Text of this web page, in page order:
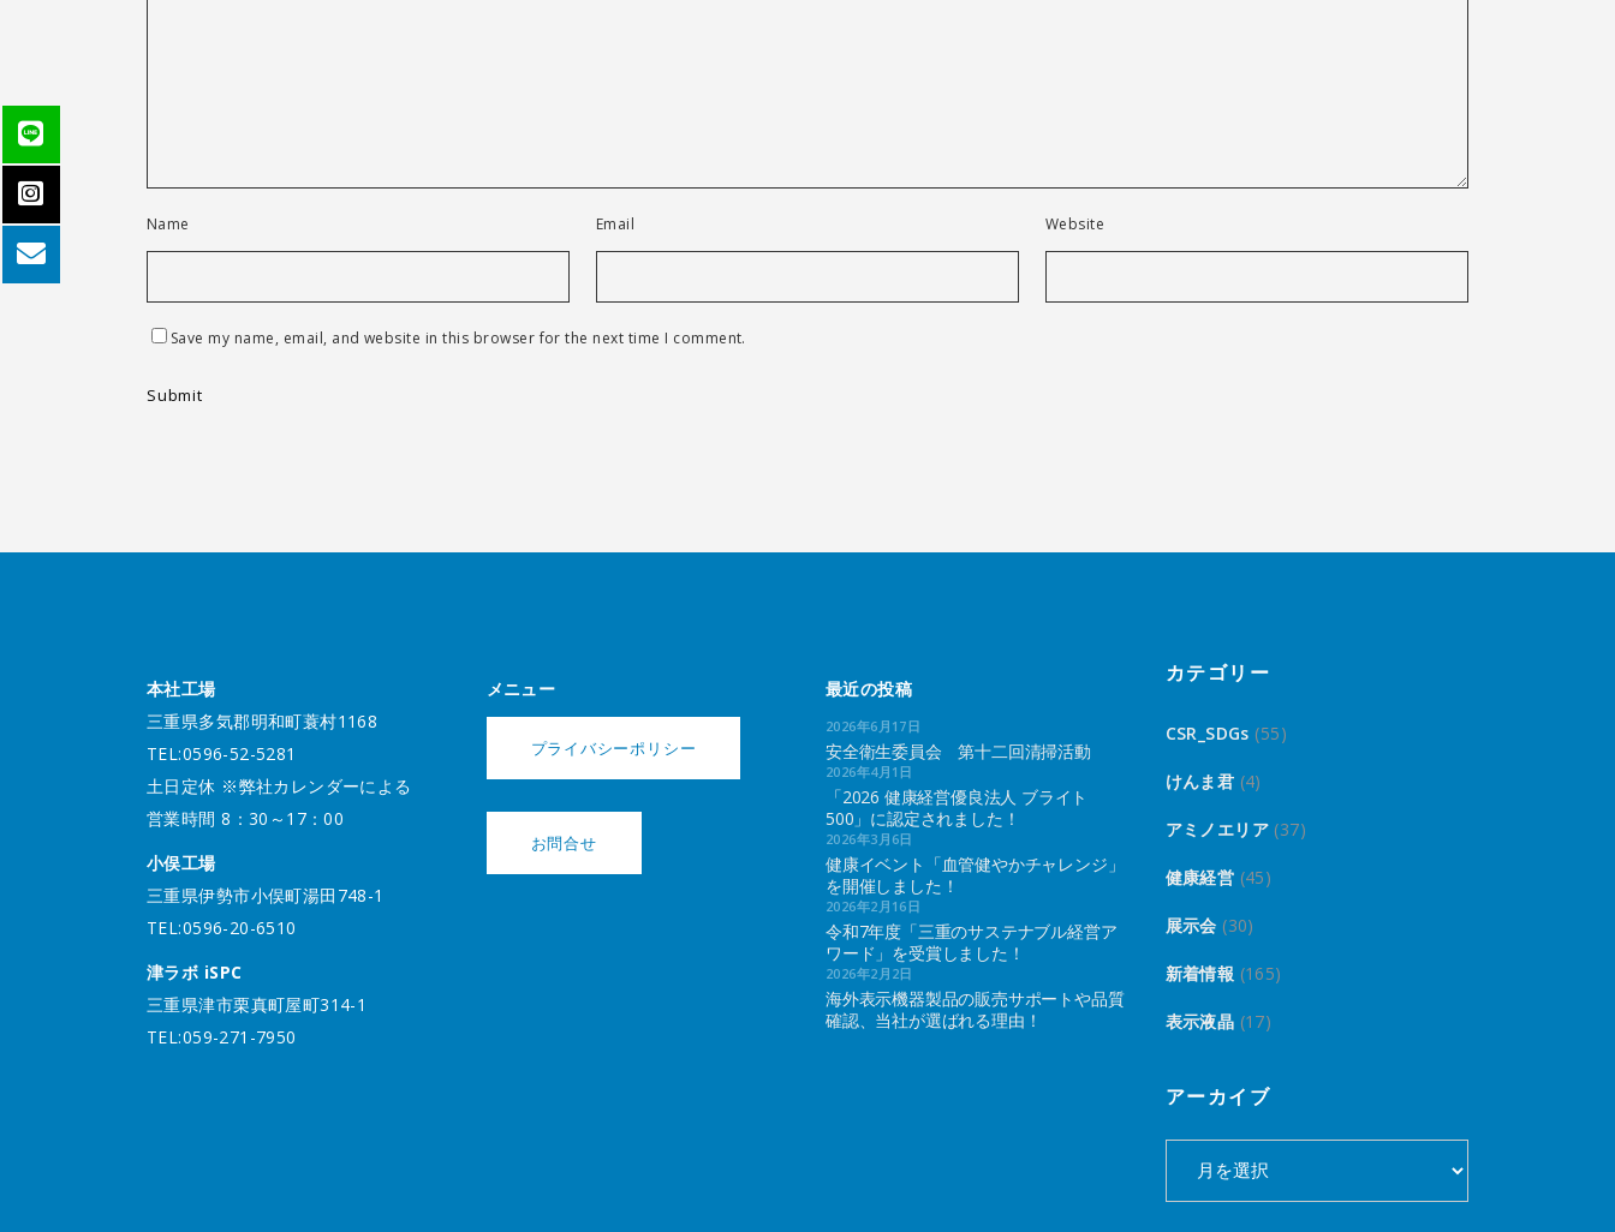
Name Email Website
Save my name, email, and website in this browser for the next time I comment.
本社工場
三重県多気郡明和町蓑村1168
TEL:0596-52-5281
土日定休 ※弊社カレンダーによる
営業時間 8：30～17：00
小俣工場
三重県伊勢市小俣町湯田748-1
TEL:0596-20-6510
津ラボ iSPC
三重県津市栗真町屋町314-1
TEL:059-271-7950
メニュー
プライバシーポリシー
お問合せ
最近の投稿
2026年6月17日
安全衛生委員会 第十二回清掃活動
2026年4月1日
「2026 健康経営優良法人 ブライト
500」に認定されました！
2026年3月6日
健康イベント「血管健やかチャレンジ」
を開催しました！
2026年2月16日
令和7年度「三重のサステナブル経営ア
ワード」を受賞しました！
2026年2月2日
海外表示機器製品の販売サポートや品質
確認、当社が選ばれる理由！
カテゴリー
CSR_SDGs (55)
けんま君 (4)
アミノエリア (37)
健康経営 (45)
展示会 (30)
新着情報 (165)
表示液晶 (17)
アーカイブ